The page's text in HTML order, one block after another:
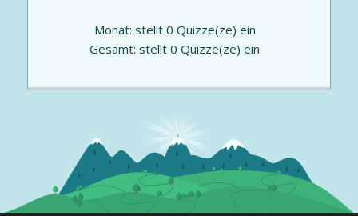
Monat: stellt 0 Quizze(ze) ein
Gesamt: stellt 0 Quizze(ze) ein